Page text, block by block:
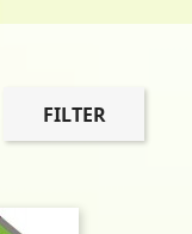
FILTER